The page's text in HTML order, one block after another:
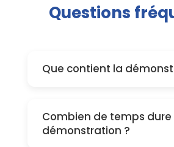
Questions
Que contient la
partenaires.
Combien de temps dure
démonstration ?